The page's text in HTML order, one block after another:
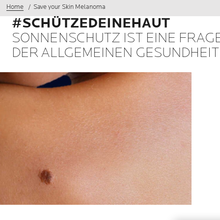
Home Save your Skin Melanoma
#SCHÜTZEDEINEHAUT
SONNENSCHUTZ IST EINE
DER ALLGEMEINEN